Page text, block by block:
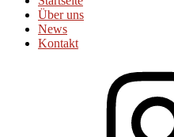
Über uns
News
Kontakt